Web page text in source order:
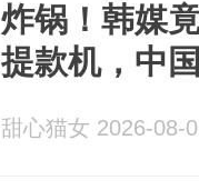
炸锅！韩媒
提款机，中
甜心猫女 2026-08-